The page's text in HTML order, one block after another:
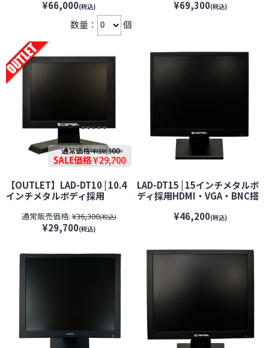
【VESA100】 【CEPSA】 【セ
プサ】【防犯カメラ】【監視
カメラ】【セキュリティーカメ
¥66,000(税込)
数量： 個
【VESA100】 【CEPSA】 【セ
¥69,300(税込)
【OUTLET】LAD-DT10 | 10.4
インチメタルボディ採用
ニター【VESA100】
【CEPSA】 【セプサ】【防犯
通常販売価格: ¥36,300(税込)
¥29,700(税込)
LAD-DT15 | 15インチメタルボ
ディ採用HDMI・VGA・BNC搭
【VESA100】 【CEPSA】 【セ
ラ】
¥46,200(税込)